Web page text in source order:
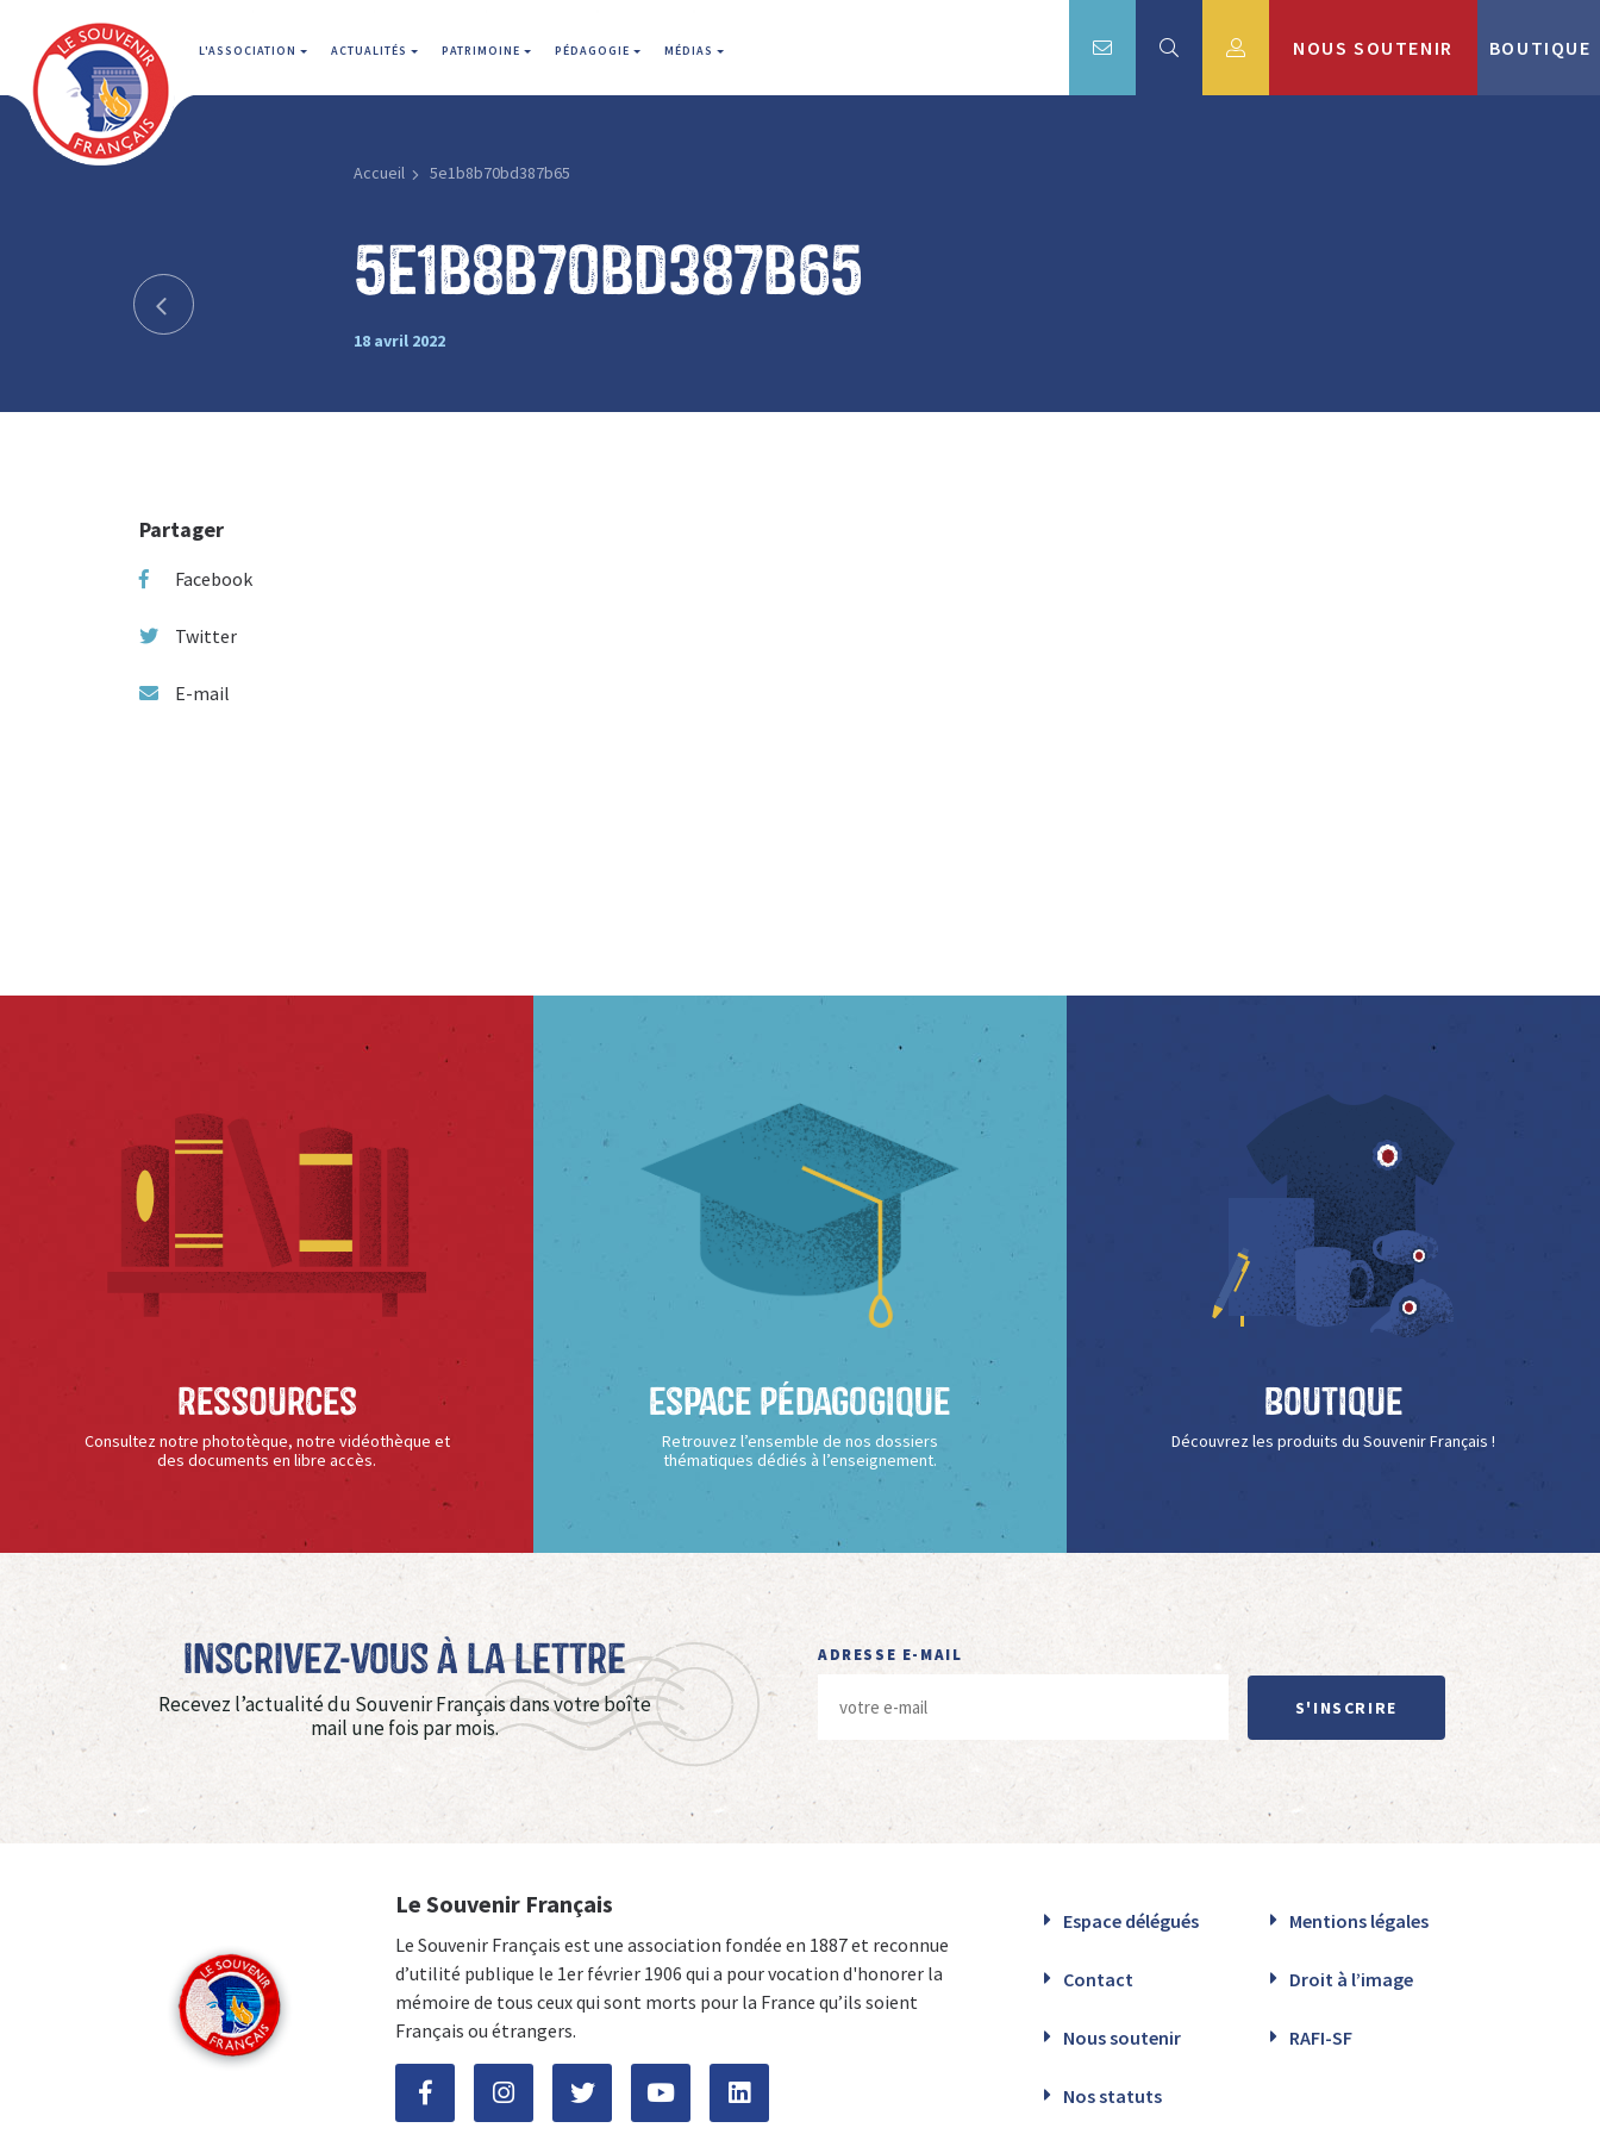
L'ASSOCIATION ACTUALITÉS PATRIMOINE PÉDAGOGIE MÉDIAS NOUS SOUTENIR BOUTIQUE
Accueil 5e1b8b70bd387b65
5e1b8b70bd387b65
18 avril 2022
Partager
Facebook
Twitter
E-mail
Ressources
Consultez notre phototèque, notre vidéothèque et
des documents en libre accès.
Espace Pédagogique
Retrouvez l’ensemble de nos dossiers
thématiques dédiés à l’enseignement.
Boutique
Découvrez les produits du Souvenir Français !
Inscrivez-vous à La Lettre
Recevez l’actualité du Souvenir Français dans votre boîte
mail une fois par mois.
ADRESSE E-MAIL
S'INSCRIRE
Le Souvenir Français
Le Souvenir Français est une association fondée en 1887 et reconnue
d’utilité publique le 1er février 1906 qui a pour vocation d'honorer la
mémoire de tous ceux qui sont morts pour la France qu’ils soient
Français ou étrangers.
Espace délégués Mentions légales
Contact Droit à l’image
Nous soutenir RAFI-SF
Nos statuts